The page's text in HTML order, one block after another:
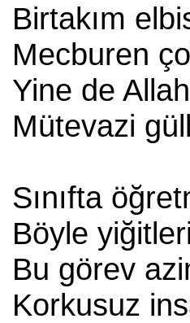
Birtakım
Mecburen
Yine de
Mütevazi
Sınıfta
Böyle
Bu görev
Korkusuz